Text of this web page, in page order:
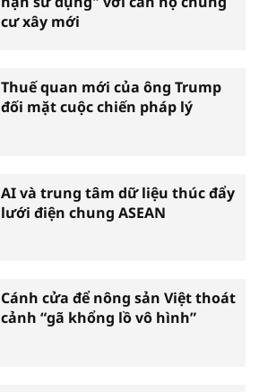
cư xây mới
Thuế quan mới của ông Trump
đối mặt cuộc chiến pháp lý
AI và trung tâm dữ liệu thúc đẩy
lưới điện chung ASEAN
Cánh cửa để nông sản Việt thoát
cảnh “gã khổng lồ vô hình”